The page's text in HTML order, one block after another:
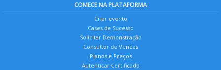
COMECE NA PLATAFORMA
Criar evento
Cases de Sucesso
Solicitar Demonstração
Consultor de Vendas
Planos e Preços
Autenticar Certificado